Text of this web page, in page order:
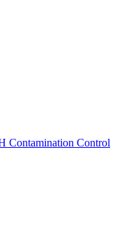
Contamination Control